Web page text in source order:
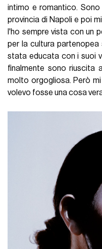
intimo e romantico.
provincia di Napoli e poi
l'ho sempre vista con un
per la cultura
stata educata con i suoi
finalmente sono riuscita
molto orgogliosa. Però
volevo fosse una cosa